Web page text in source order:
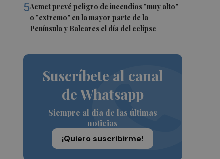
5Aemet prevé peligro de incendios "muy alto"
o "extremo" en la mayor parte de la
Península y Baleares el día del eclipse
Suscríbete al canal
de Whatsapp
Siempre al día de las últimas
noticias
¡Quiero suscribirme!